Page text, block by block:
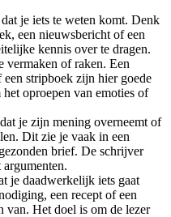
je iets te weten komt. Denk
een nieuwsbericht of een
kennis over te dragen.
vermaken of raken. Een
een stripboek zijn hier goede
oproepen van emoties of
je zijn mening overneemt of
Dit zie je vaak in een
brief. De schrijver
je daadwerkelijk iets gaat
een recept of een
van. Het doel is om de lezer